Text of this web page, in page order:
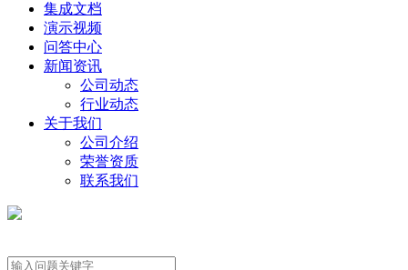
集成文档
演示视频
问答中心
新闻资讯
公司动态
行业动态
关于我们
公司介绍
荣誉资质
联系我们